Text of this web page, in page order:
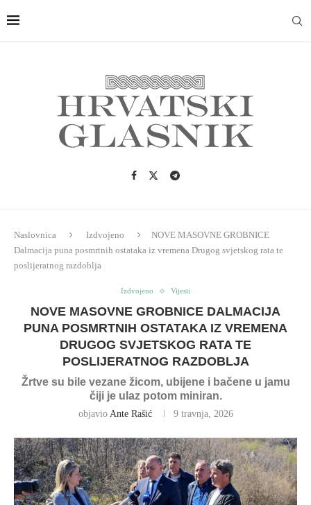
Naslovnica Izdvojeno
NOVE MASOVNE GROBNICE
Dalmacija puna posmrtnih ostataka iz vremena Drugog svjetskog rata te
poslijeratnog razdoblja
Izdvojeno Vijesti
NOVE MASOVNE GROBNICE DALMACIJA
PUNA POSMRTNIH OSTATAKA IZ VREMENA
DRUGOG SVJETSKOG RATA TE
POSLIJERATNOG RAZDOBLJA
Žrtve su bile vezane žicom, ubijene i bačene u jamu
čiji je ulaz potom miniran.
objavio Ante Rašić 9 travnja, 2026